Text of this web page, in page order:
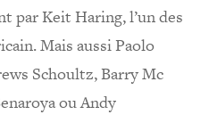
par Keit Haring, l’un des
Mais aussi Paolo
Schoultz, Barry Mc
ou Andy